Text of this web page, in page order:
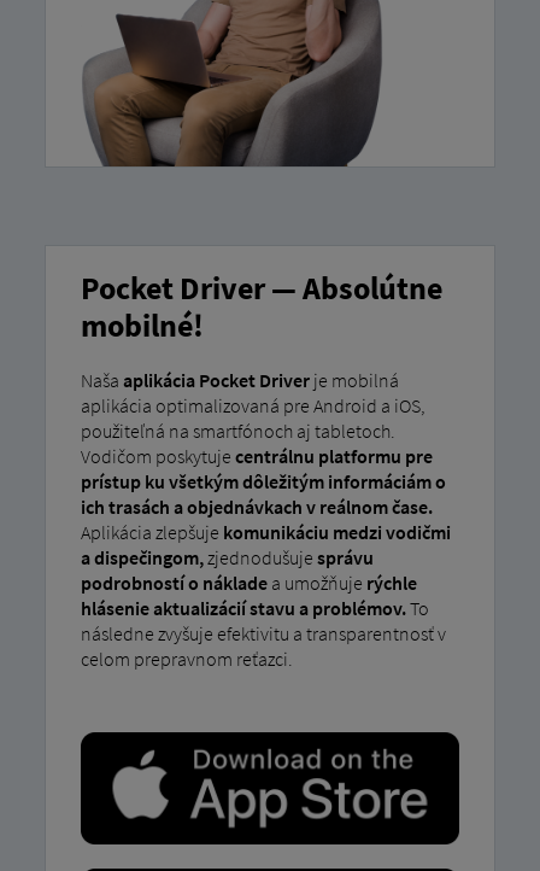
Pocket Driver — Absolútne
mobilné!
Naša aplikácia Pocket Driverje mobilná
aplikácia optimalizovaná pre Android a iOS,
použiteľná na smartfónoch aj tabletoch.
Vodičom poskytuje centrálnu platformu pre
prístup ku všetkým dôležitým informáciám o
ich trasách a objednávkach v reálnom čase.
Aplikácia zlepšuje komunikáciu medzi vodičmi
a dispečingom,zjednodušuje správu
podrobností o nákladea umožňuje rýchle
hlásenie aktualizácií stavu a problémov.To
následne zvyšuje efektivitu a transparentnosť v
celom prepravnom reťazci.